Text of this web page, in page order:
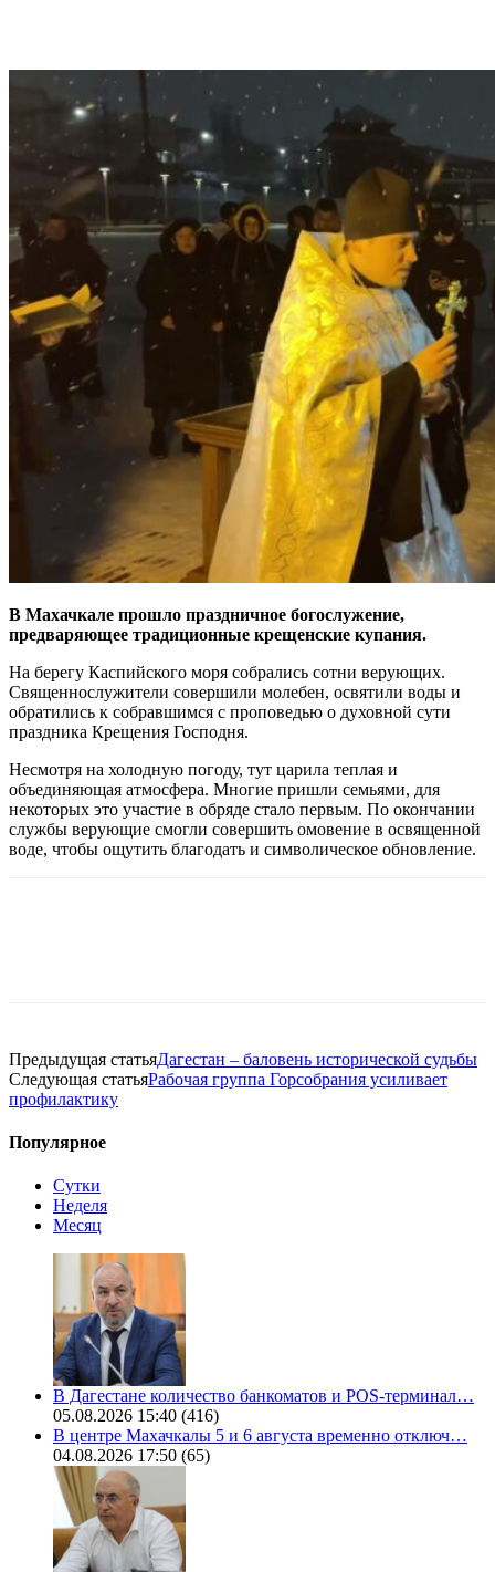
В Махачкале прошло праздничное богослужение,
предваряющее традиционные крещенские купания.
На берегу Каспийского моря собрались сотни верующих.
Священнослужители совершили молебен, освятили воды и
обратились к собравшимся с проповедью о духовной сути
праздника Крещения Господня.
Несмотря на холодную погоду, тут царила теплая и
объединяющая атмосфера. Многие пришли семьями, для
некоторых это участие в обряде стало первым. По окончании
службы верующие смогли совершить омовение в освященной
воде, чтобы ощутить благодать и символическое обновление.
Предыдущая статьяДагестан – баловень исторической судьбы
Следующая статьяРабочая группа Горсобрания усиливает
профилактику
Популярное
Сутки
Неделя
Месяц
В Дагестане количество банкоматов и POS-терминал…
05.08.2026 15:40 (416)
В центре Махачкалы 5 и 6 августа временно отключ…
04.08.2026 17:50 (65)